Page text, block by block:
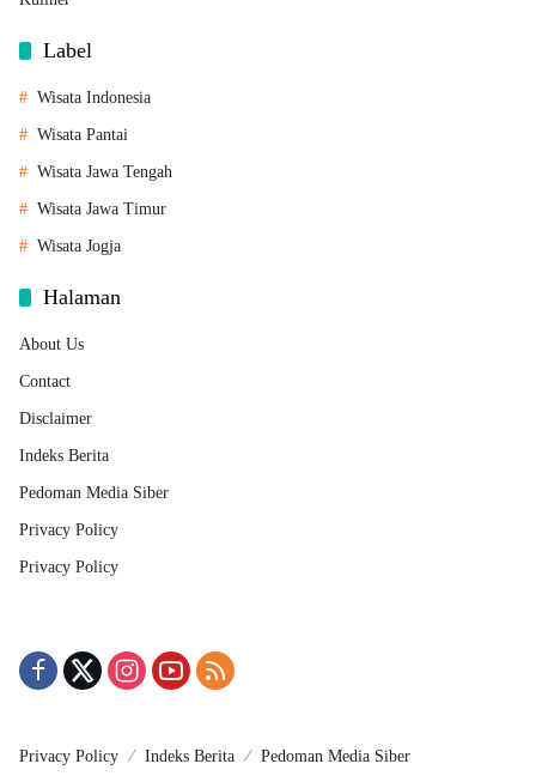
Label
Wisata Indonesia
Wisata Pantai
Wisata Jawa Tengah
Wisata Jawa Timur
Wisata Jogja
Halaman
About Us
Contact
Disclaimer
Indeks Berita
Pedoman Media Siber
Privacy Policy
Privacy Policy
Privacy Policy Indeks Berita Pedoman Media Siber